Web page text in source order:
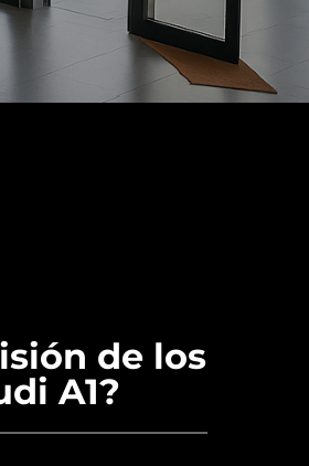
de los
A1?